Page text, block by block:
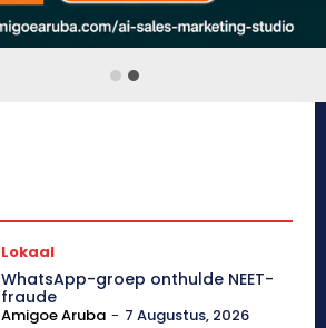
Lokaal
WhatsApp-groep onthulde NEET-
fraude
Amigoe Aruba - 7 Augustus, 2026